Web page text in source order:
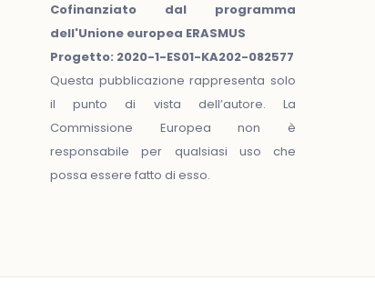
Cofinanziato dal programma
dell'Unione europea ERASMUS
Progetto: 2020-1-ES01-KA202-082577
Questa pubblicazione rappresenta solo
il punto di vista dell’autore. La
Commissione Europea non è
responsabile per qualsiasi uso che
possa essere fatto di esso.